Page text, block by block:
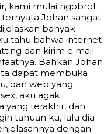
kami mulai ngobrol
Johan sangat
banyak
tahu bahwa internet
dan kirim e mail
Bahkan Johan
dapat membuka
dan web yang
aku agak
yang terakhir, dan
tahuan ku, lalu dia
dengan